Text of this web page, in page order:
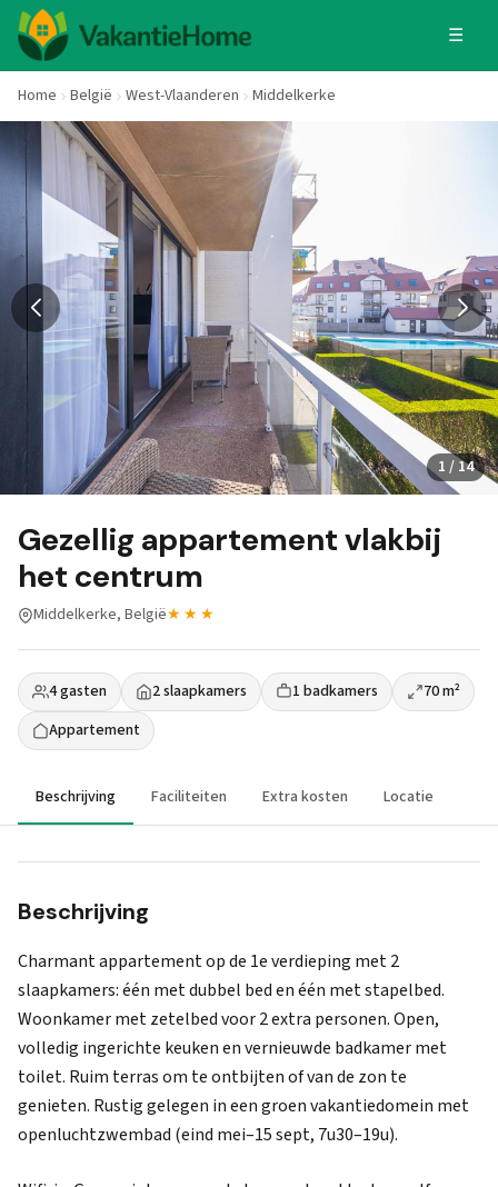
☰
Home België West-Vlaanderen Middelkerke
1 / 14
Gezellig appartement vlakbij
het centrum
Middelkerke, België★★★
4 gasten 2 slaapkamers 1 badkamers
70 m²
Appartement
Beschrijving Faciliteiten Extra kosten Locatie
Beschrijving
Charmant appartement op de 1e verdieping met 2
slaapkamers: één met dubbel bed en één met stapelbed.
Woonkamer met zetelbed voor 2 extra personen. Open,
volledig ingerichte keuken en vernieuwde badkamer met
toilet. Ruim terras om te ontbijten of van de zon te
genieten. Rustig gelegen in een groen vakantiedomein met
openluchtzwembad (eind mei–15 sept, 7u30–19u).